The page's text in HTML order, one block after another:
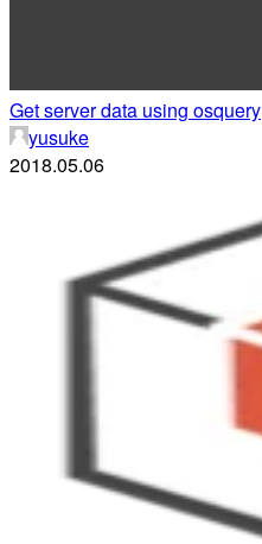
Get server data using osquery
yusuke
2018.05.06